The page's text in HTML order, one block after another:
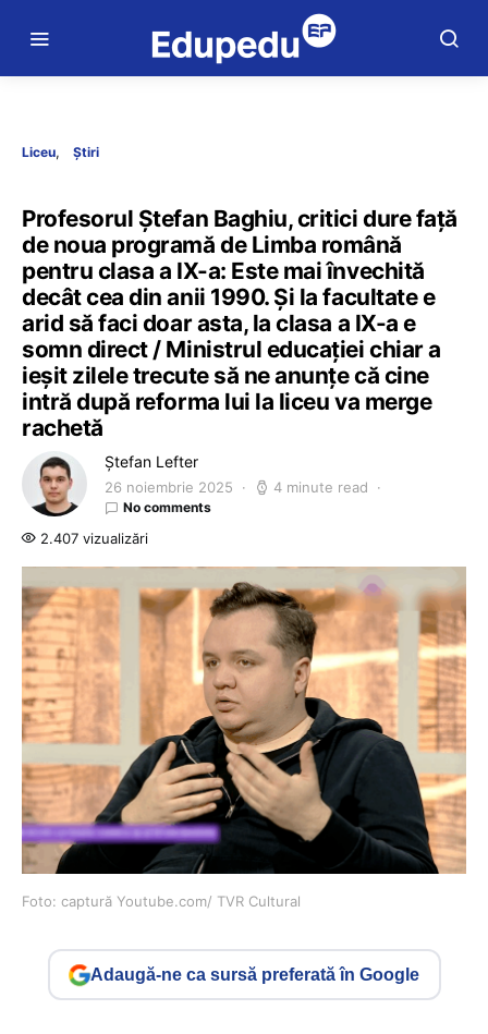
Liceu Știri
Profesorul Ștefan Baghiu, critici dure față
de noua programă de Limba română
pentru clasa a IX-a: Este mai învechită
decât cea din anii 1990. Și la facultate e
arid să faci doar asta, la clasa a IX-a e
somn direct / Ministrul educației chiar a
ieșit zilele trecute să ne anunțe că cine
intră după reforma lui la liceu va merge
rachetă
Ștefan Lefter
26 noiembrie 2025 4 minute read
No comments
2.407 vizualizări
Foto: captură Youtube.com/ TVR Cultural
Adaugă-ne ca sursă preferată în Google